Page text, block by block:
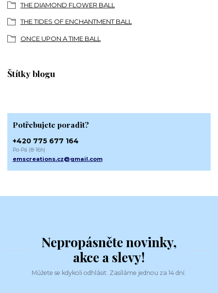
THE DIAMOND FLOWER BALL
THE TIDES OF ENCHANTMENT BALL
ONCE UPON A TIME BALL
Štítky blogu
Potřebujete poradit?
+420 775 677 164
Po-Pá (8-16h)
emscreations.cz@gmail.com
Nepropásněte novinky,
akce a slevy!
Můžete se kdykoli odhlásit. Zasíláme jednou za 14 dní.